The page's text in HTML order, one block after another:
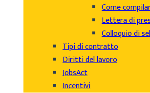
Come
Lettera di
Colloquio di
Tipi di contratto
Diritti del lavoro
JobsAct
Incentivi